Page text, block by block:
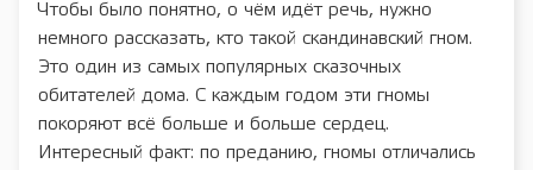
Чтобы было понятно, о чём идёт речь, нужно
немного рассказать, кто такой скандинавский гном.
Это один из самых популярных сказочных
обитателей дома. С каждым годом эти гномы
покоряют всё больше и больше сердец.
Интересный факт: по преданию, гномы отличались